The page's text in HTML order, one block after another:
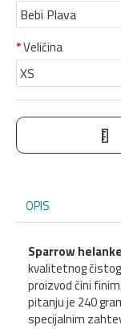
Veličina
OPIS
Sparrow
kvalitetnog čistog
proizvod čini
pitanju je 240
specijalnim